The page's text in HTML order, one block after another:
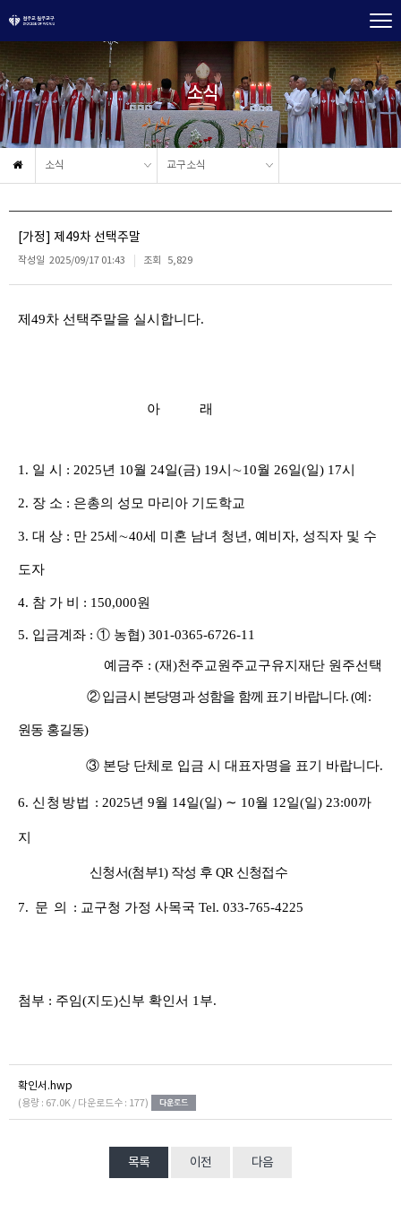
소식
소식 교구소식
[가정] 제49차 선택주말
작성일 2025/09/17 01:43 조회 5,829
제 49차 선택주말을 실시합니다.
아 래
1. 일 시 : 2025년 10월 24일(금) 19시 ∼10월 26일(일) 17시
2. 장 소 : 은총의 성모 마리아 기도학교
3. 대 상 : 만 25세 ∼40세 미혼 남녀 청년 , 예비자, 성직자 및 수
도자
4. 참 가 비 : 150,000원
5. 입금계좌 : ① 농협) 301-0365-6726-11
예금주 : (재)천주교원주교구유지재단 원주선택
②입금시 본당명과 성함을 함께 표기 바랍니다. (예 :
원동 홍길동)
③ 본당 단체로 입금 시 대표자명을 표기 바랍니다.
6. 신청방법 : 2025년9월 14일(일) ∼ 10월 12일(일) 23:00까
지
신청서(첨부1) 작성 후 QR 신청접수
7. 문 의 : 교구청 가정 사목국 Tel. 033-765-4225
첨부 : 주임(지도)신부 확인서 1 부.
확인서.hwp
(용량 : 67.0K / 다운로드수 : 177)
목록 이전 다음